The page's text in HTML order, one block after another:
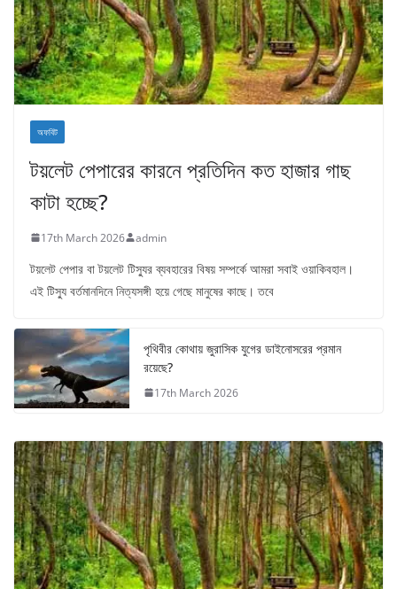
অফবিট
টয়লেট পেপারের কারনে প্রতিদিন কত হাজার গাছ
কাটা হচ্ছে?
17th March 2026 admin
টয়লেট পেপার বা টয়লেট টিস্যুর ব্যবহারের বিষয় সম্পর্কে আমরা সবাই ওয়াকিবহাল।
এই টিস্যু বর্তমানদিনে নিত্যসঙ্গী হয়ে গেছে মানুষের কাছে। তবে
পৃথিবীর কোথায় জুরাসিক যুগের ডাইনোসরের প্রমান
রয়েছে?
17th March 2026